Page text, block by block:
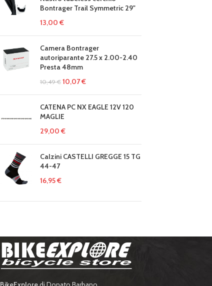
Bontrager Trail Symmetric 29"
13,00 €
Camera Bontrager
autoriparante 27.5 x 2.00-2.40
Presta 48mm
10,49€ 10,07€
CATENA PC NX EAGLE 12V 120
MAGLIE
29,00 €
Calzini CASTELLI GREGGE 15 TG
44-47
16,95€